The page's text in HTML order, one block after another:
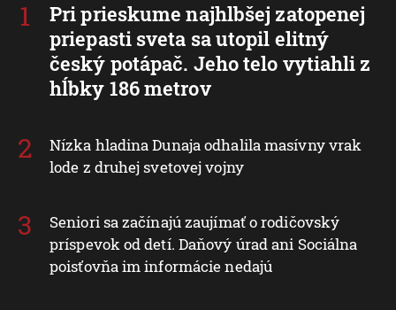
Pri prieskume najhlbšej zatopenej
priepasti sveta sa utopil elitný
český potápač. Jeho telo vytiahli z
hĺbky 186 metrov
Nízka hladina Dunaja odhalila masívny vrak
lode z druhej svetovej vojny
Seniori sa začínajú zaujímať o rodičovský
príspevok od detí. Daňový úrad ani Sociálna
poisťovňa im informácie nedajú